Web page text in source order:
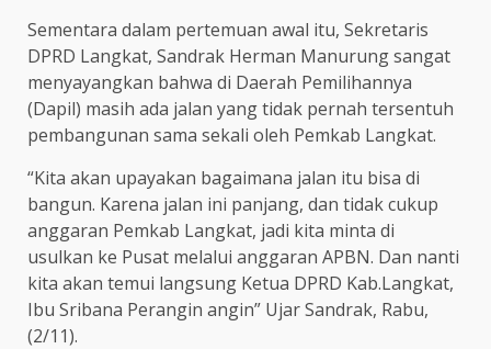
Sementara dalam pertemuan awal itu, Sekretaris
DPRD Langkat, Sandrak Herman Manurung sangat
menyayangkan bahwa di Daerah Pemilihannya
(Dapil) masih ada jalan yang tidak pernah tersentuh
pembangunan sama sekali oleh Pemkab Langkat.
“Kita akan upayakan bagaimana jalan itu bisa di
bangun. Karena jalan ini panjang, dan tidak cukup
anggaran Pemkab Langkat, jadi kita minta di
usulkan ke Pusat melalui anggaran APBN. Dan nanti
kita akan temui langsung Ketua DPRD Kab.Langkat,
Ibu Sribana Perangin angin” Ujar Sandrak, Rabu,
(2/11).